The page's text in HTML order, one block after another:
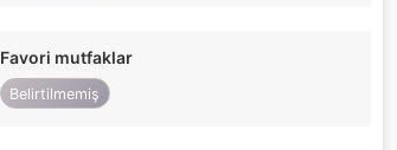
Favori mutfaklar
Belirtilmemiş